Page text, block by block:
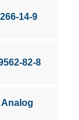
14-9
82-8